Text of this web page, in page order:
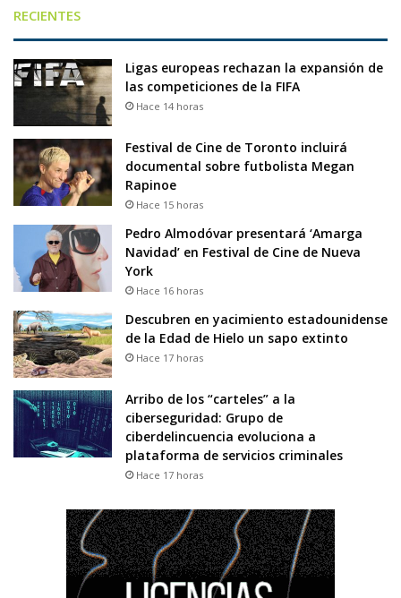
RECIENTES
Ligas europeas rechazan la expansión de
las competiciones de la FIFA
Hace 14 horas
Festival de Cine de Toronto incluirá
documental sobre futbolista Megan
Rapinoe
Hace 15 horas
Pedro Almodóvar presentará ‘Amarga
Navidad’ en Festival de Cine de Nueva
York
Hace 16 horas
Descubren en yacimiento estadounidense
de la Edad de Hielo un sapo extinto
Hace 17 horas
Arribo de los “carteles” a la
ciberseguridad: Grupo de
ciberdelincuencia evoluciona a
plataforma de servicios criminales
Hace 17 horas